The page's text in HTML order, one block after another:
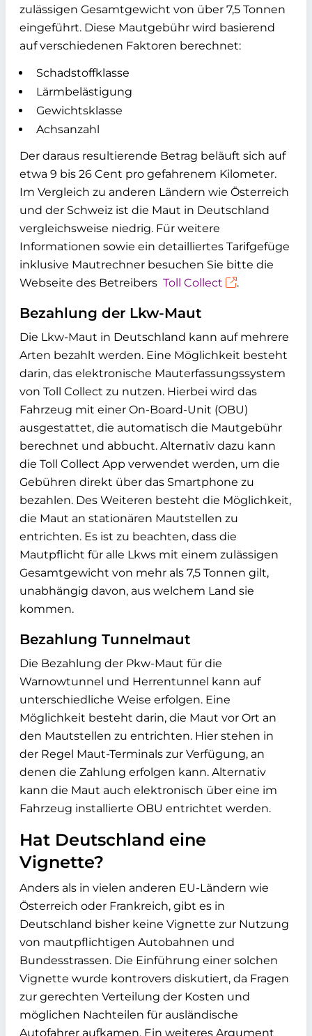
zulässigen Gesamtgewicht von über 7,5 Tonnen
eingeführt. Diese Mautgebühr wird basierend
auf verschiedenen Faktoren berechnet:
Schadstoffklasse
Lärmbelästigung
Gewichtsklasse
Achsanzahl
Der daraus resultierende Betrag beläuft sich auf
etwa 9 bis 26 Cent pro gefahrenem Kilometer.
Im Vergleich zu anderen Ländern wie Österreich
und der Schweiz ist die Maut in Deutschland
vergleichsweise niedrig. Für weitere
Informationen sowie ein detailliertes Tarifgefüge
inklusive Mautrechner besuchen Sie bitte die
Webseite des Betreibers Toll Collect .
Bezahlung der Lkw-Maut
Die Lkw-Maut in Deutschland kann auf mehrere
Arten bezahlt werden. Eine Möglichkeit besteht
darin, das elektronische Mauterfassungssystem
von Toll Collect zu nutzen. Hierbei wird das
Fahrzeug mit einer On-Board-Unit (OBU)
ausgestattet, die automatisch die Mautgebühr
berechnet und abbucht. Alternativ dazu kann
die Toll Collect App verwendet werden, um die
Gebühren direkt über das Smartphone zu
bezahlen. Des Weiteren besteht die Möglichkeit,
die Maut an stationären Mautstellen zu
entrichten. Es ist zu beachten, dass die
Mautpflicht für alle Lkws mit einem zulässigen
Gesamtgewicht von mehr als 7,5 Tonnen gilt,
unabhängig davon, aus welchem Land sie
kommen.
Bezahlung Tunnelmaut
Die Bezahlung der Pkw-Maut für die
Warnowtunnel und Herrentunnel kann auf
unterschiedliche Weise erfolgen. Eine
Möglichkeit besteht darin, die Maut vor Ort an
den Mautstellen zu entrichten. Hier stehen in
der Regel Maut-Terminals zur Verfügung, an
denen die Zahlung erfolgen kann. Alternativ
kann die Maut auch elektronisch über eine im
Fahrzeug installierte OBU entrichtet werden.
Hat Deutschland eine
Vignette?
Anders als in vielen anderen EU-Ländern wie
Österreich oder Frankreich, gibt es in
Deutschland bisher keine Vignette zur Nutzung
von mautpflichtigen Autobahnen und
Bundesstrassen. Die Einführung einer solchen
Vignette wurde kontrovers diskutiert, da Fragen
zur gerechten Verteilung der Kosten und
möglichen Nachteilen für ausländische
Autofahrer aufkamen. Ein weiteres Argument